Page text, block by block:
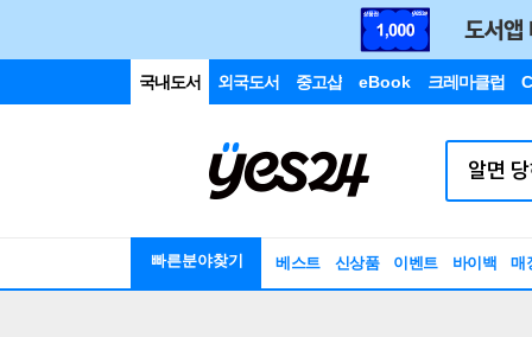
국내도서 외국도서 중고샵 eBook 크레마클럽
빠른분야찾기 베스트 신상품 이벤트 바이백 매